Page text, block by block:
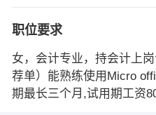
职位要求
女，会计专业，持会计上
荐单）能熟练使用Micro
期最长三个月,试用期工资